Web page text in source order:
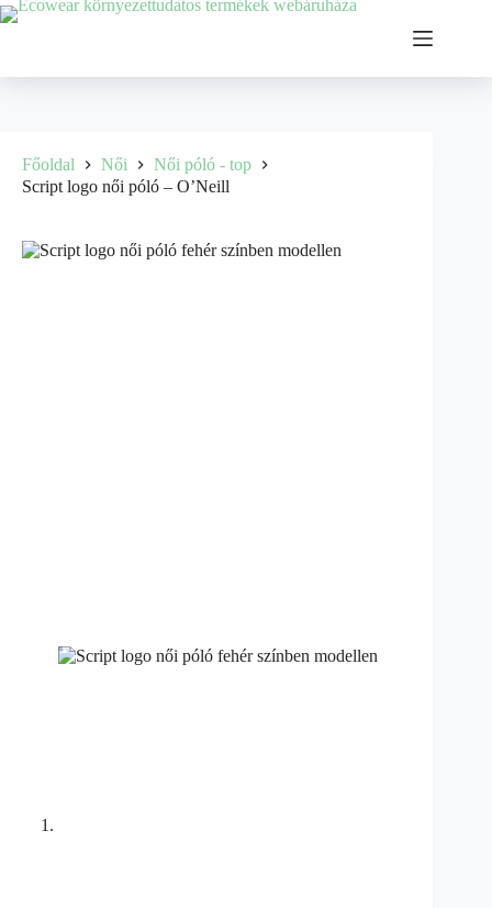
Főoldal Női
Női póló - top
Script logo női póló – O’Neill